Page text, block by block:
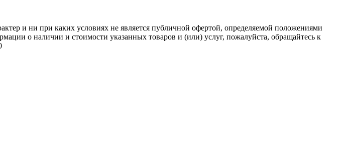
и ни при каких условиях не является публичной офертой, определяемой положениями
о наличии и стоимости указанных товаров и (или) услуг, пожалуйста, обращайтесь к